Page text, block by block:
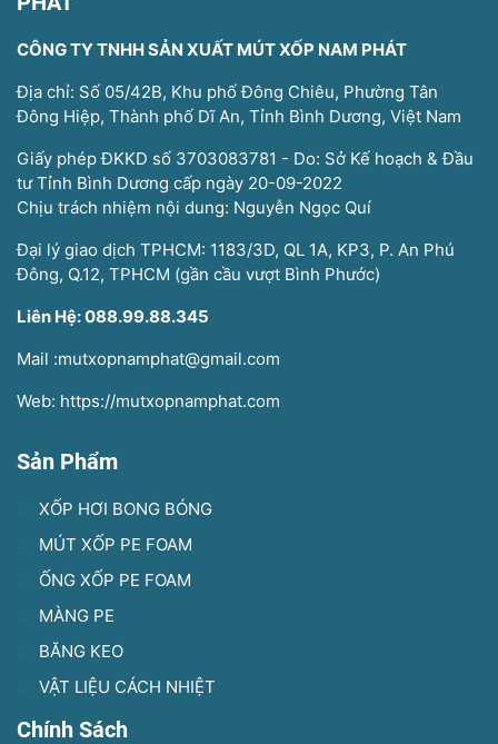
CÔNG TY TNHH SẢN XUẤT MÚT XỐP NAM PHÁT
Địa chỉ: Số 05/42B, Khu phố Đông Chiêu, Phường Tân
Đông Hiệp, Thành phố Dĩ An, Tỉnh Bình Dương, Việt Nam
Giấy phép ĐKKD số 3703083781 - Do: Sở Kế hoạch & Đầu
tư Tỉnh Bình Dương cấp ngày 20-09-2022
Chịu trách nhiệm nội dung: Nguyễn Ngọc Quí
Đại lý giao dịch TPHCM: 1183/3D, QL 1A, KP3, P. An Phú
Đông, Q.12, TPHCM (gần cầu vượt Bình Phước)
Liên Hệ: 088.99.88.345
Mail :mutxopnamphat@gmail.com
Web: https://mutxopnamphat.com
Sản Phẩm
XỐP HƠI BONG BÓNG
MÚT XỐP PE FOAM
ỐNG XỐP PE FOAM
MÀNG PE
BĂNG KEO
VẬT LIỆU CÁCH NHIỆT
Chính Sách